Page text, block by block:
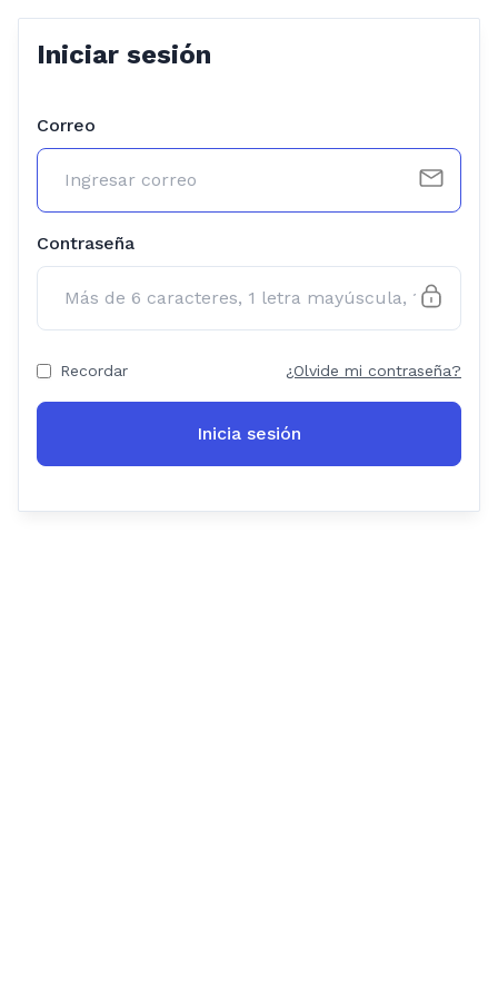
Iniciar sesión
Correo
Contraseña
Recordar ¿Olvide mi contraseña?